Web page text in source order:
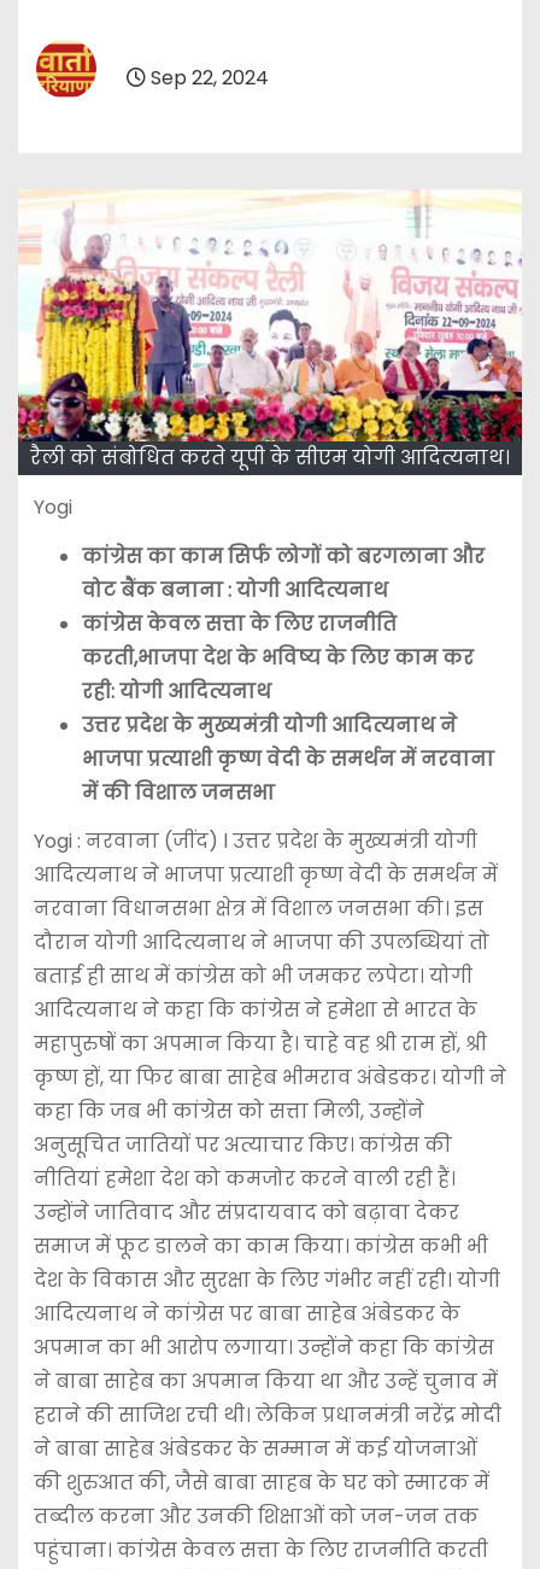
Sep 22, 2024
रैली को संबोधित करते यूपी के सीएम योगी आदित्यनाथ।
Yogi
कांग्रेस का काम सिर्फ लोगों को बरगलाना और
वोट बैंक बनाना : योगी आदित्यनाथ
कांग्रेस केवल सत्ता के लिए राजनीति
करती,भाजपा देश के भविष्य के लिए काम कर
रही: योगी आदित्यनाथ
उत्तर प्रदेश के मुख्यमंत्री योगी आदित्यनाथ ने
भाजपा प्रत्याशी कृष्ण वेदी के समर्थन में नरवाना
में की विशाल जनसभा
Yogi : नरवाना (जींद) l उत्तर प्रदेश के मुख्यमंत्री योगी
आदित्यनाथ ने भाजपा प्रत्याशी कृष्ण वेदी के समर्थन में
नरवाना विधानसभा क्षेत्र में विशाल जनसभा की। इस
दौरान योगी आदित्यनाथ ने भाजपा की उपलब्धियां तो
बताई ही साथ में कांग्रेस को भी जमकर लपेटा। योगी
आदित्यनाथ ने कहा कि कांग्रेस ने हमेशा से भारत के
महापुरुषों का अपमान किया है। चाहे वह श्री राम हों, श्री
कृष्ण हों, या फिर बाबा साहेब भीमराव अंबेडकर। योगी ने
कहा कि जब भी कांग्रेस को सत्ता मिली, उन्होंने
अनुसूचित जातियों पर अत्याचार किए। कांग्रेस की
नीतियां हमेशा देश को कमजोर करने वाली रही हैं।
उन्होंने जातिवाद और संप्रदायवाद को बढ़ावा देकर
समाज में फूट डालने का काम किया। कांग्रेस कभी भी
देश के विकास और सुरक्षा के लिए गंभीर नहीं रही। योगी
आदित्यनाथ ने कांग्रेस पर बाबा साहेब अंबेडकर के
अपमान का भी आरोप लगाया। उन्होंने कहा कि कांग्रेस
ने बाबा साहेब का अपमान किया था और उन्हें चुनाव में
हराने की साजिश रची थी। लेकिन प्रधानमंत्री नरेंद्र मोदी
ने बाबा साहेब अंबेडकर के सम्मान में कई योजनाओं
की शुरुआत की, जैसे बाबा साहब के घर को स्मारक में
तब्दील करना और उनकी शिक्षाओं को जन-जन तक
पहुंचाना। कांग्रेस केवल सत्ता के लिए राजनीति करती